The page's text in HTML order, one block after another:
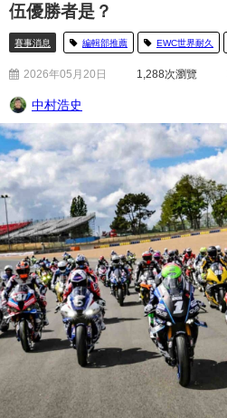
伍優勝者是？
賽事消息 編輯部推薦 EWC世界耐久
2026年05月20日 1,288次瀏覽
中村浩史